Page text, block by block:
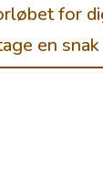
for
en snak